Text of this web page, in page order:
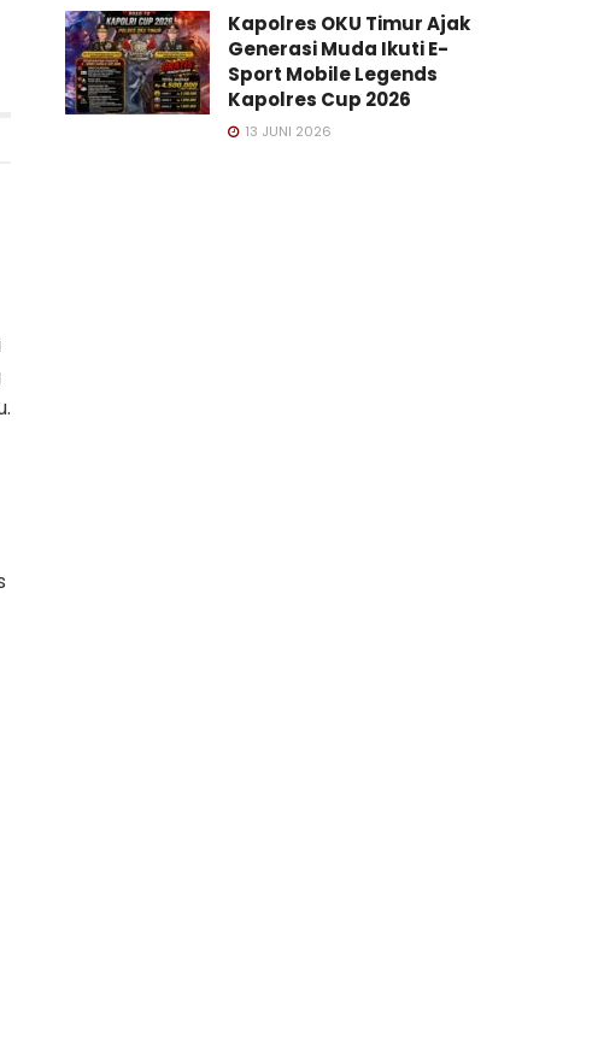
Kapolres OKU Timur Ajak
Generasi Muda Ikuti E-
Sport Mobile Legends
Kapolres Cup 2026
13 JUNI 2026